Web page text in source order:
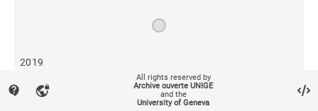
2019
115
contact_support vpn_lock
All rights reserved by
Archive ouverte UNIGE
and the
University of Geneva